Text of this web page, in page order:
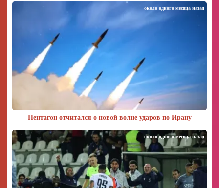
Пентагон отчитался о новой волне ударов по Ирану
около одного месяца назад
около одного месяца назад